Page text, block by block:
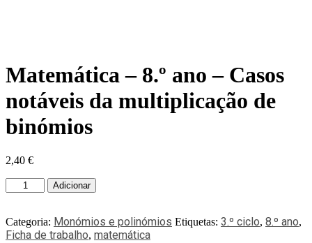
Matemática – 8.º ano – Casos
notáveis da multiplicação de
binómios
2,40 €
Adicionar
Categoria: Monómios e polinómios Etiquetas: 3.º ciclo, 8.º ano,
Ficha de trabalho, matemática